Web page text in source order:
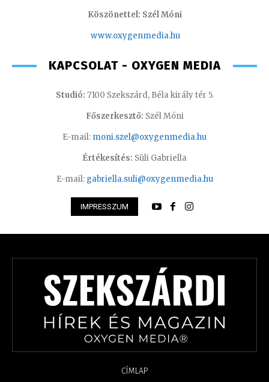
Köszönettel: Szél Móni
www.oxygenmedia.hu
KAPCSOLAT - OXYGEN MEDIA
Studió: 7100 Szekszárd, Béla király tér 5.
Főszerkesztő: Szél Móni
E-mail: moni.szel@oxygenmedia.hu
Értékesítés: Süli Gabriella
E-mail: gabriella.suli@oxygenmedia.hu
IMPRESSZUM
CÍMLAP